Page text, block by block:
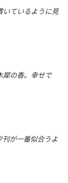
いているように見
犀の香。幸せで
刊が一番似合うよ